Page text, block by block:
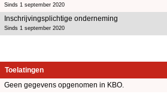
Sinds 1 september 2020
Inschrijvingsplichtige onderneming
Sinds 1 september 2020
Toelatingen
Geen gegevens opgenomen in KBO.